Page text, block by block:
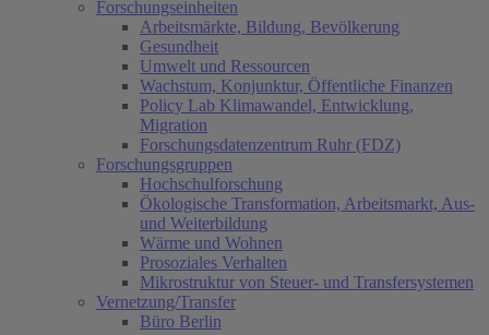
Forschungseinheiten
Arbeitsmärkte, Bildung, Bevölkerung
Gesundheit
Umwelt und Ressourcen
Wachstum, Konjunktur, Öffentliche Finanzen
Policy Lab Klimawandel, Entwicklung,
Migration
Forschungsdatenzentrum Ruhr (FDZ)
Forschungsgruppen
Hochschulforschung
Ökologische Transformation, Arbeitsmarkt, Aus-
und Weiterbildung
Wärme und Wohnen
Prosoziales Verhalten
Mikrostruktur von Steuer- und Transfersystemen
Vernetzung/Transfer
Büro Berlin